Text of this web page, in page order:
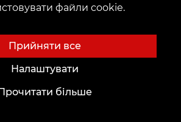
файли cookie.
Прийняти все
Налаштувати
більше